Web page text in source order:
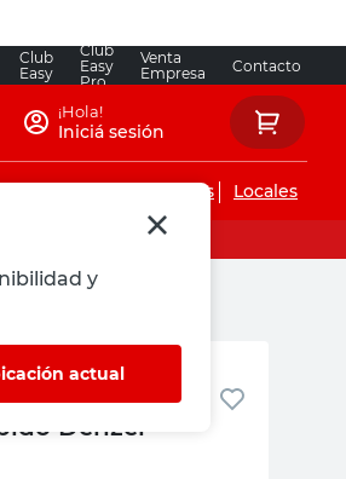
Club
Easy
Club
Easy
Pro
Venta
Empresa
Contacto
y
actual
¡Hola!
Iniciá sesión
Servicios de instalaciones Locales
Al Agua
Denzel